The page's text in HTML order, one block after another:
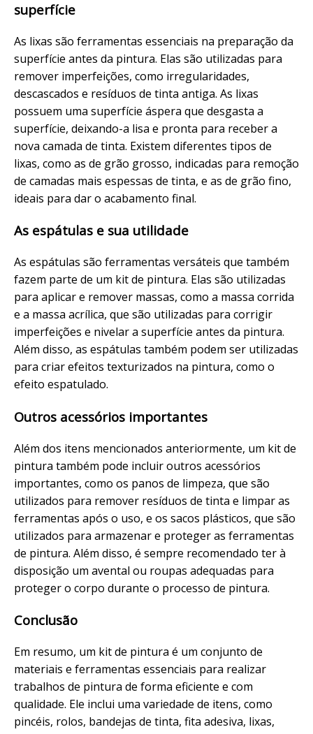
superfície
As lixas são ferramentas essenciais na preparação da
superfície antes da pintura. Elas são utilizadas para
remover imperfeições, como irregularidades,
descascados e resíduos de tinta antiga. As lixas
possuem uma superfície áspera que desgasta a
superfície, deixando-a lisa e pronta para receber a
nova camada de tinta. Existem diferentes tipos de
lixas, como as de grão grosso, indicadas para remoção
de camadas mais espessas de tinta, e as de grão fino,
ideais para dar o acabamento final.
As espátulas e sua utilidade
As espátulas são ferramentas versáteis que também
fazem parte de um kit de pintura. Elas são utilizadas
para aplicar e remover massas, como a massa corrida
e a massa acrílica, que são utilizadas para corrigir
imperfeições e nivelar a superfície antes da pintura.
Além disso, as espátulas também podem ser utilizadas
para criar efeitos texturizados na pintura, como o
efeito espatulado.
Outros acessórios importantes
Além dos itens mencionados anteriormente, um kit de
pintura também pode incluir outros acessórios
importantes, como os panos de limpeza, que são
utilizados para remover resíduos de tinta e limpar as
ferramentas após o uso, e os sacos plásticos, que são
utilizados para armazenar e proteger as ferramentas
de pintura. Além disso, é sempre recomendado ter à
disposição um avental ou roupas adequadas para
proteger o corpo durante o processo de pintura.
Conclusão
Em resumo, um kit de pintura é um conjunto de
materiais e ferramentas essenciais para realizar
trabalhos de pintura de forma eficiente e com
qualidade. Ele inclui uma variedade de itens, como
pincéis, rolos, bandejas de tinta, fita adesiva, lixas,